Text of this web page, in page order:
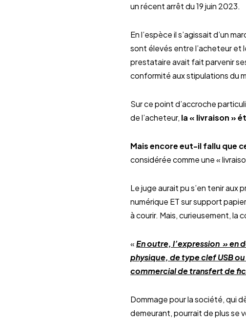
un récent arrêt du 19 juin 2023.
En l’espèce il s’agissait d’un
sont élevés entre l’acheteur et
prestataire avait fait parvenir
conformité aux stipulations du
Sur ce point d’accroche
de l’acheteur, la « livraison »
Mais encore eut-il fallu que
considérée comme une «
Le juge aurait pu s’en tenir aux
numérique ET sur support
à courir. Mais, curieusement, la
«En outre, l’expression » en
physique, de type clef USB
commercial de transfert de
Dommage pour la société, qui
demeurant, pourrait de plus se